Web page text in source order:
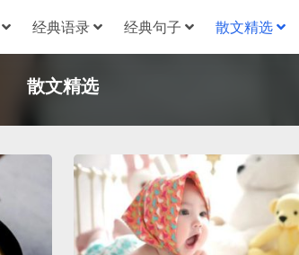
经典语录 经典句子 散文精选
散文精选